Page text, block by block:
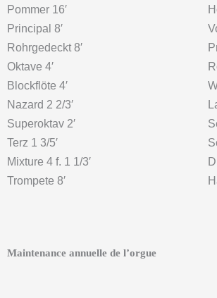
Pommer 16′
Principal 8′
Rohrgedeckt 8′
Oktave 4′
Blockflöte 4′
Nazard 2 2/3′
Superoktav 2′
Terz 1 3/5′
Mixture 4 f. 1 1/3′
Trompete 8′
Maintenance annuelle de l’orgue